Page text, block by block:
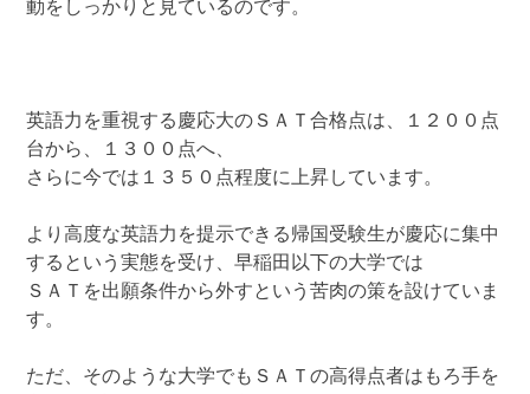
動をしっかりと見ているのです。
英語力を重視する慶応大のＳＡＴ合格点は、１２００点
台から、１３００点へ、
さらに今では１３５０点程度に上昇しています。
より高度な英語力を提示できる帰国受験生が慶応に集中
するという実態を受け、早稲田以下の大学では
ＳＡＴを出願条件から外すという苦肉の策を設けていま
す。
ただ、そのような大学でもＳＡＴの高得点者はもろ手を